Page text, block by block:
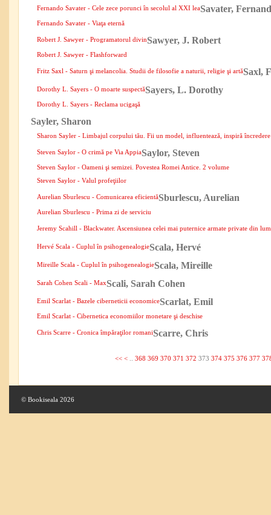
Savater,
Fernando Savater - Cele zece porunci în secolul al XXI lea
Fernando Savater - Viaţa eternă
Sawyer, J. Robert
Robert J. Sawyer - Programatorul divin
Robert J. Sawyer - Flashforward
Saxl,
Fritz Saxl - Saturn şi melancolia. Studii de filosofie a naturii, religie şi artă
Sayers, L. Dorothy
Dorothy L. Sayers - O moarte suspectă
Dorothy L. Sayers - Reclama ucigaşă
Sayler, Sharon
Sharon Sayler - Limbajul corpului tău. Fii un model, influentează, inspiră încredere
Saylor, Steven
Steven Saylor - O crimă pe Via Appia
Steven Saylor - Oameni şi semizei. Povestea Romei Antice. 2 volume
Steven Saylor - Valul profeţiilor
Sburlescu, Aurelian
Aurelian Sburlescu - Comunicarea eficientă
Aurelian Sburlescu - Prima zi de serviciu
Jeremy Scahill - Blackwater. Ascensiunea celei mai puternice armate private din
Scala, Hervé
Hervé Scala - Cuplul în psihogenealogie
Scala, Mireille
Mireille Scala - Cuplul în psihogenealogie
Scali, Sarah Cohen
Sarah Cohen Scali - Max
Scarlat, Emil
Emil Scarlat - Bazele ciberneticii economice
Emil Scarlat - Cibernetica economiilor monetare şi deschise
Scarre, Chris
Chris Scarre - Cronica împăraţilor romani
<< <.. 368 369 370 371 372 373 374 375 376 377
© Bookiseala 2026